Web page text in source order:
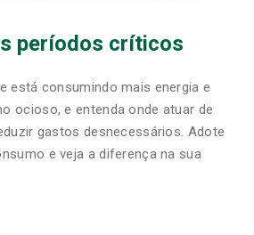
períodos críticos
está consumindo mais energia e
ocioso, e entenda onde atuar de
gastos desnecessários. Adote
e veja a diferença na sua